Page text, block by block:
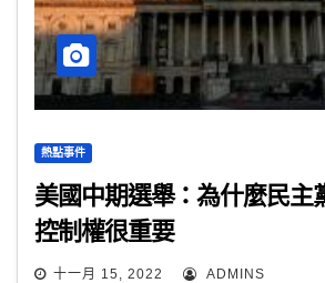
熱點事件
美國中期選舉：為什麼民主
控制權很重要
十一月 15, 2022 ADMINS